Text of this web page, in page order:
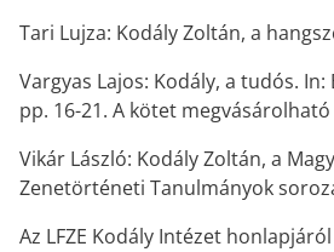
Tari Lujza: Kodály Zoltán, a
Vargyas Lajos: Kodály, a tudós.
pp. 16-21. A kötet
Vikár László: Kodály Zoltán, a
Zenetörténeti Tanulmányok
Az LFZE Kodály Intézet honlapjáról